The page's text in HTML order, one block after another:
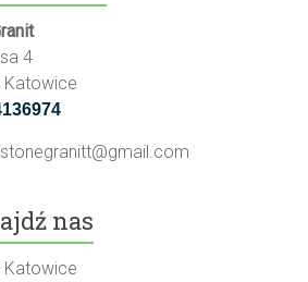
4
Katowice
stonegranitt@gmail.com
nas
Katowice